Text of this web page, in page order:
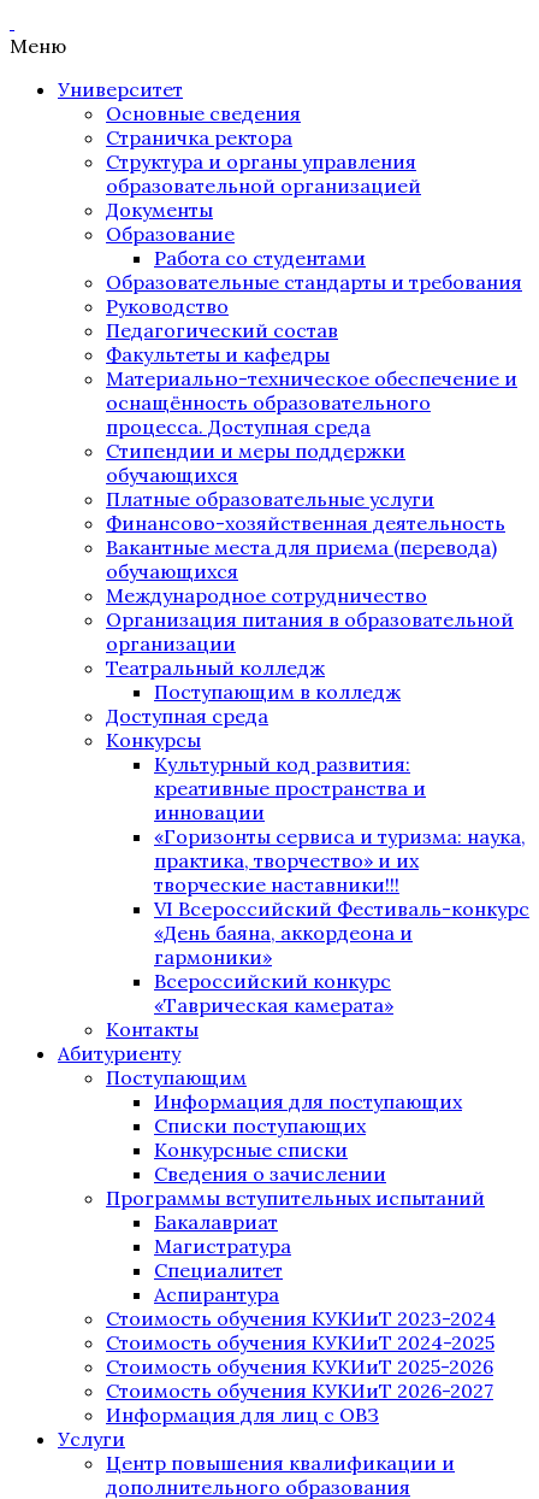
Меню
Университет
Основные сведения
Страничка ректора
Структура и органы управления
образовательной организацией
Документы
Образование
Работа со студентами
Образовательные стандарты и требования
Руководство
Педагогический состав
Факультеты и кафедры
Материально-техническое обеспечение и
оснащённость образовательного
процесса. Доступная среда
Стипендии и меры поддержки
обучающихся
Платные образовательные услуги
Финансово-хозяйственная деятельность
Вакантные места для приема (перевода)
обучающихся
Международное сотрудничество
Организация питания в образовательной
организации
Театральный колледж
Поступающим в колледж
Доступная среда
Конкурсы
Культурный код развития:
креативные пространства и
инновации
«Горизонты сервиса и туризма: наука,
практика, творчество» и их
творческие наставники!!!
VI Всероссийский Фестиваль-конкурс
«День баяна, аккордеона и
гармоники»
Всероссийский конкурс
«Таврическая камерата»
Контакты
Абитуриенту
Поступающим
Информация для поступающих
Списки поступающих
Конкурсные списки
Сведения о зачислении
Программы вступительных испытаний
Бакалавриат
Магистратура
Специалитет
Аспирантура
Стоимость обучения КУКИиТ 2023-2024
Стоимость обучения КУКИиТ 2024-2025
Стоимость обучения КУКИиТ 2025-2026
Стоимость обучения КУКИиТ 2026-2027
Информация для лиц с ОВЗ
Услуги
Центр повышения квалификации и
дополнительного образования